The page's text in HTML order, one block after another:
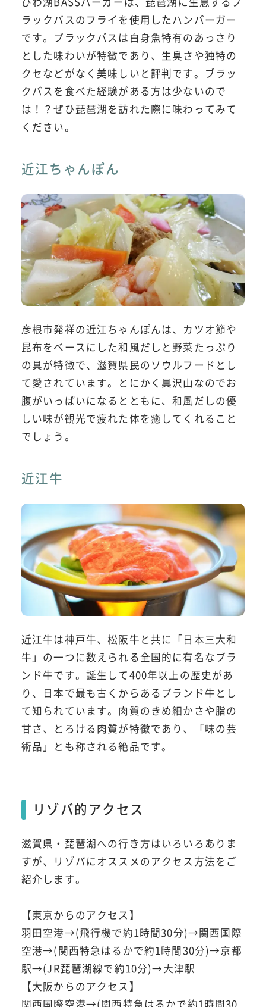
ラックバスのフライを使用したハンバーガー
です。ブラックバスは白身魚特有のあっさり
とした味わいが特徴であり、生臭さや独特の
クセなどがなく美味しいと評判です。ブラッ
クバスを食べた経験がある方は少ないので
は！？ぜひ琵琶湖を訪れた際に味わってみて
ください。
近江ちゃんぽん
彦根市発祥の近江ちゃんぽんは、カツオ節や
昆布をベースにした和風だしと野菜たっぷり
の具が特徴で、滋賀県民のソウルフードとし
て愛されています。とにかく具沢山なのでお
腹がいっぱいになるとともに、和風だしの優
しい味が観光で疲れた体を癒してくれること
でしょう。
近江牛
近江牛は神戸牛、松阪牛と共に「日本三大和
牛」の一つに数えられる全国的に有名なブラ
ンド牛です。誕生して400年以上の歴史があ
り、日本で最も古くからあるブランド牛とし
て知られています。肉質のきめ細かさや脂の
甘さ、とろける肉質が特徴であり、「味の芸
術品」とも称される絶品です。
リゾバ的アクセス
滋賀県・琵琶湖への行き方はいろいろありま
すが、リゾバにオススメのアクセス方法をご
紹介します。
【東京からのアクセス】
羽田空港→(飛行機で約1時間30分)→関西国際
空港→(関西特急はるかで約1時間30分)→京都
駅→(JR琵琶湖線で約10分)→大津駅
【大阪からのアクセス】
関西国際空港→(関西特急はるかで約1時間30